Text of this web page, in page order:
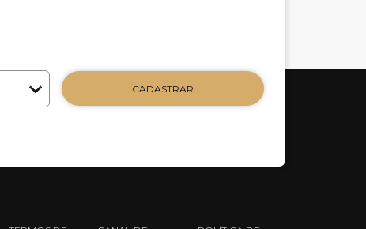
CADASTRAR